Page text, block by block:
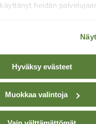
heidän
Hyväksy evästeet
Muokkaa valintoja
Metsäorvokki
Siukonen, Keminmaa